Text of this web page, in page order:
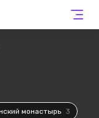
монастырь 3